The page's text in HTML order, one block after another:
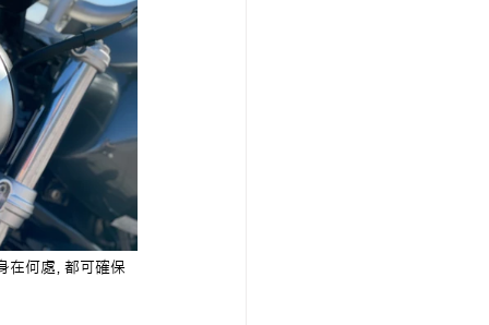
在何處，都可確保